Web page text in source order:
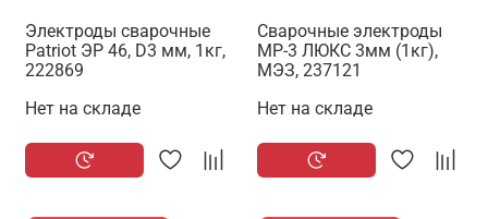
Электроды сварочные
Patriot ЭР 46, D3 мм, 1кг,
222869
Нет на складе
Сварочные электроды
МР-3 ЛЮКС 3мм (1кг),
МЭЗ, 237121
Нет на складе